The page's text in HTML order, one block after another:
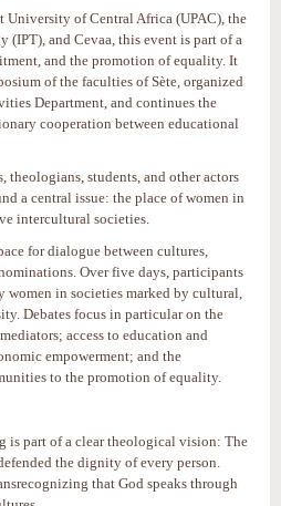
University of Central Africa (UPAC), the
(IPT), and Cevaa, this event is part of a
and the promotion of equality. It
of the faculties of Sète, organized
Department, and continues the
cooperation between educational
theologians, students, and other actors
a central issue: the place of women in
intercultural societies.
for dialogue between cultures,
Over five days, participants
women in societies marked by cultural,
Debates focus in particular on the
access to education and
empowerment; and the
to the promotion of equality.
is part of a clear theological vision: The
the dignity of every person.
that God speaks through